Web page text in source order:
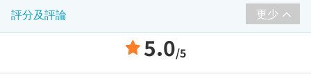
評分及評論 更少
5.0/5